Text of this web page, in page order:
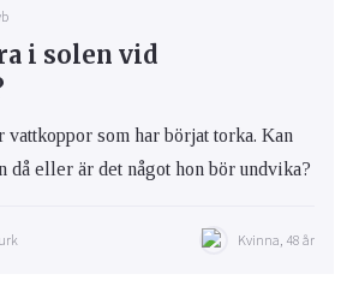
i solen vid
som har börjat torka. Kan
då eller är det något hon bör undvika?
Kvinna, 48 år